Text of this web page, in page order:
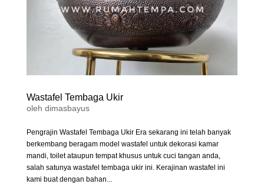
Wastafel Tembaga Ukir
oleh dimasbayus
Pengrajin Wastafel Tembaga Ukir Era sekarang ini telah banyak
berkembang beragam model wastafel untuk dekorasi kamar
mandi, toilet ataupun tempat khusus untuk cuci tangan anda,
salah satunya wastafel tembaga ukir ini. Kerajinan wastafel ini
kami buat dengan bahan...